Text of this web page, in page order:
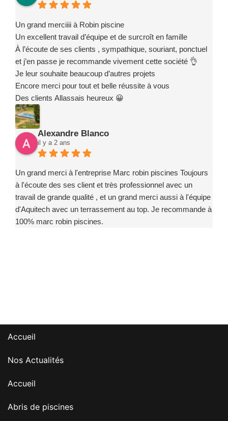
Un grand merciiii à Robin piscine
Un excellent travail d’équipe et de surcroît en famille
À l’écoute de ses clients , sympathique, souriant, ponctuel
et j’en passe je recommande vivement cette société 👌
Je leur souhaite beaucoup d’autres projets
Encore merci pour tout et belle réussite à vous
Des clients Allassais heureux 😀
Alexandre Blanco
il y a 2 ans
Un grand merci à l'entreprise Marc robin piscines Toujours
à l'écoute des ses client et très professionnel avec un
travail de grande qualité , et un grand merci aussi à l'équipe
d'Aquitech avec un terrassement au top. Je recommande à
100% marc robin piscines.
Accueil
Nos Actualités
Accueil
Abris de piscines